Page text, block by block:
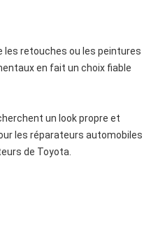
les retouches ou les peintures
en fait un choix fiable
un look propre et
les réparateurs automobiles
de Toyota.